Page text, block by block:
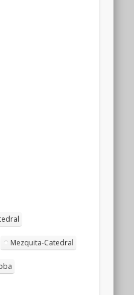
Mezquita-Catedral